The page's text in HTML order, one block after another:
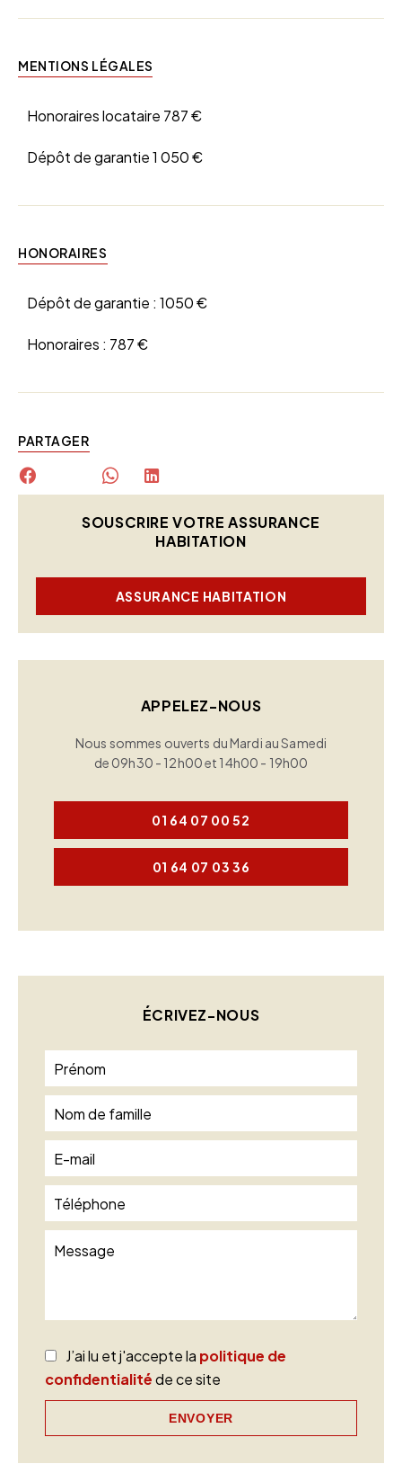
MENTIONS LÉGALES
Honoraires locataire 787 €
Dépôt de garantie1 050 €
HONORAIRES
Dépôt de garantie : 1050 €
Honoraires : 787 €
PARTAGER
SOUSCRIRE VOTRE ASSURANCE
HABITATION
ASSURANCE HABITATION
APPELEZ-NOUS
Nous sommes ouverts du Mardi au Samedi
de 09h30 - 12h00 et 14h00 - 19h00
01 64 07 00 52
01 64 07 03 36
ÉCRIVEZ-NOUS
J’ai lu et j'accepte la politique de
confidentialitéde ce site
ENVOYER